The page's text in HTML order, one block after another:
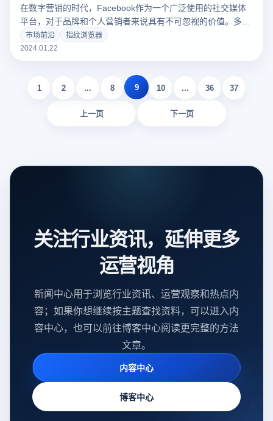
在数字营销的时代，Facebook作为一个广泛使用的社交媒体
平台，对于品牌和个人营销者来说具有不可忽视的价值。多账
号运营成为了许多营销者的常用策略，以覆盖更广泛的目标群
体。然而，Facebook的平台政策和算法要求运营者在管理多
指纹浏览器，为多账号管理提供了新的解决方案。
市场前沿
指纹浏览器
2024.01.22
上一页
1 2 ... 8 9 10 ... 36 37
下一页
关注行业资讯，延伸更多
运营视角
新闻中心用于浏览行业资讯、运营观察和热点内
容；如果你想继续按主题查找资料，可以进入内
容中心，也可以前往博客中心阅读更完整的方法
文章。
内容中心
博客中心